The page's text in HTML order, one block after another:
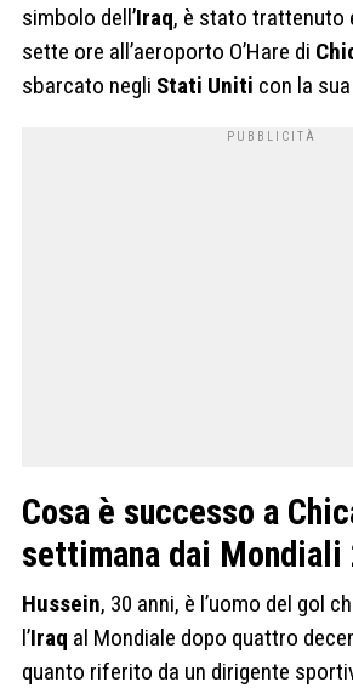
simbolo dell’Iraq, è stato trattenuto
sette ore all’aeroporto O’Hare di
sbarcato negli Stati Uniti con la
Cosa è successo a
settimana dai Mondiali
Hussein, 30 anni, è l’uomo del gol
l’Iraq al Mondiale dopo quattro
quanto riferito da un dirigente